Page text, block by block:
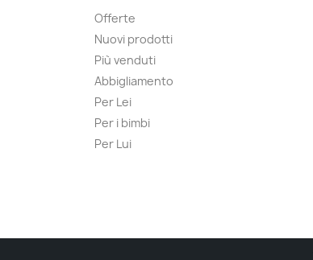
Offerte
Nuovi prodotti
Più venduti
Abbigliamento
Per Lei
Per i bimbi
Per Lui